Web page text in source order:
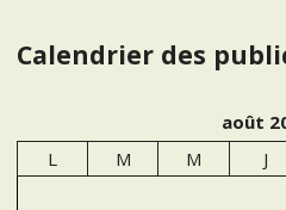
Calendrier des
août
L
M M J